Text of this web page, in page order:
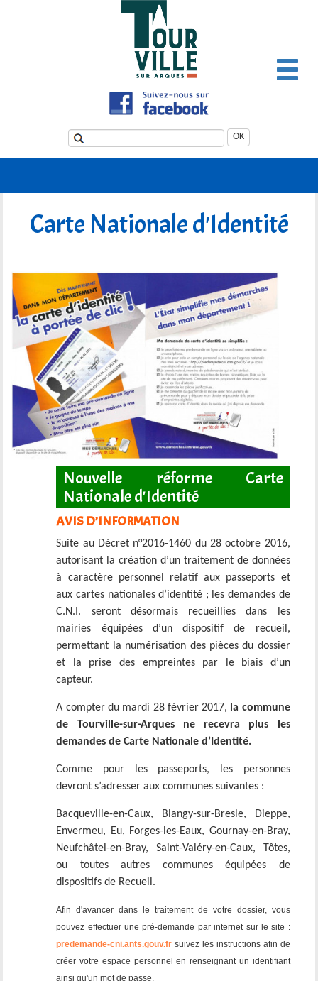
OK
Carte Nationale d'Identité
Nouvelle réforme Carte
Nationale d'Identité
AVIS D’INFORMATION
Suite au Décret n°2016-1460 du 28 octobre 2016,
autorisant la création d’un traitement de données
à caractère personnel relatif aux passeports et
aux cartes nationales d’identité ; les demandes de
C.N.I. seront désormais recueillies dans les
mairies équipées d’un dispositif de recueil,
permettant la numérisation des pièces du dossier
et la prise des empreintes par le biais d’un
capteur.
A compter du mardi 28 février 2017, la commune
de Tourville-sur-Arques ne recevra plus les
demandes de Carte Nationale d’Identité.
Comme pour les passeports, les personnes
devront s’adresser aux communes suivantes :
Bacqueville-en-Caux, Blangy-sur-Bresle, Dieppe,
Envermeu, Eu, Forges-les-Eaux, Gournay-en-Bray,
Neufchâtel-en-Bray, Saint-Valéry-en-Caux, Tôtes,
ou toutes autres communes équipées de
dispositifs de Recueil.
Afin d'avancer dans le traitement de votre dossier, vous
pouvez effectuer une pré-demande par internet sur le site :
predemande-cni.ants.gouv.fr suivez les instructions afin de
créer votre espace personnel en renseignant un identifiant
ainsi qu'un mot de passe.
Panneau de gestion des cookies